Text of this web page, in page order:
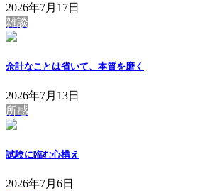
2026年7月17日
雑談
余計なことは省いて、本質を磨く
2026年7月13日
所感
試験に臨む心構え
2026年7月6日